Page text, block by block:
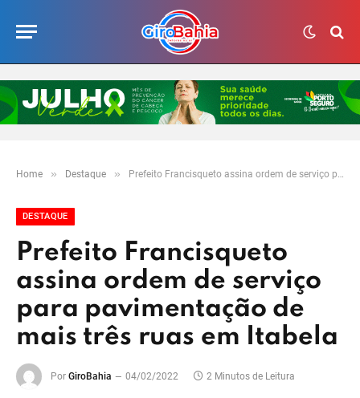
Home » Destaque » Prefeito Francisqueto assina ordem de serviço para pavimentação de mais três ruas em Itabela
DESTAQUE
Prefeito Francisqueto
assina ordem de serviço
para pavimentação de
mais três ruas em Itabela
Por GiroBahia 04/02/2022 2 Minutos de Leitura